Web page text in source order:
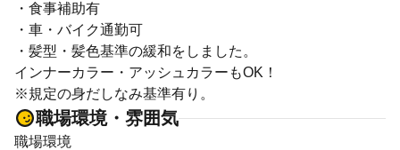
・食事補助有
・車・バイク通勤可
・髪型・髪色基準の緩和をしました。
インナーカラー・アッシュカラーもOK！
※規定の身だしなみ基準有り。
職場環境・雰囲気
職場環境